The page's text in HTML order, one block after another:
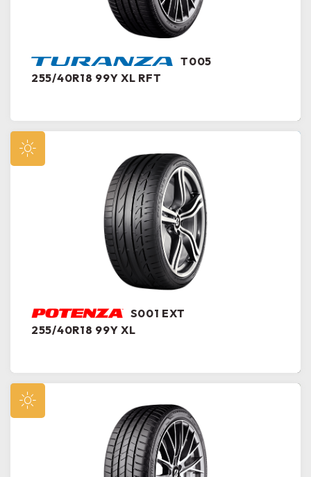
T005
255/40R18 99Y XL RFT
S001 EXT
255/40R18 99Y XL